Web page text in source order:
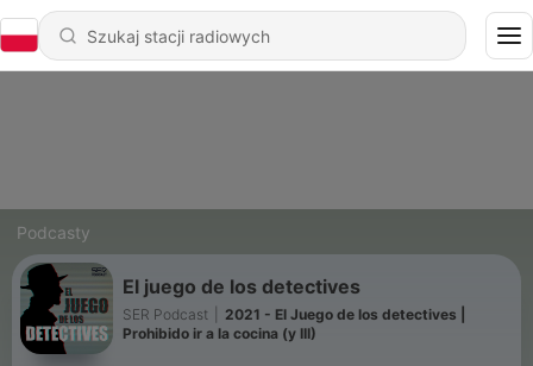
Podcasty
El juego de los detectives
SER Podcast
2021 - El Juego de los detectives |
Prohibido ir a la cocina (y III)